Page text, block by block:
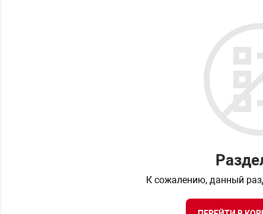
К сожалению, данный